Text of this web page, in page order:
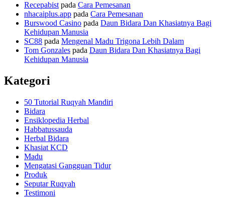
Recepabist pada Cara Pemesanan
nhacaiplus.app pada Cara Pemesanan
Burswood Casino pada Daun Bidara Dan Khasiatnya Bagi
Kehidupan Manusia
SC88 pada Mengenal Madu Trigona Lebih Dalam
Tom Gonzales pada Daun Bidara Dan Khasiatnya Bagi
Kehidupan Manusia
Kategori
50 Tutorial Ruqyah Mandiri
Bidara
Ensiklopedia Herbal
Habbatussauda
Herbal Bidara
Khasiat KCD
Madu
Mengatasi Gangguan Tidur
Produk
Seputar Ruqyah
Testimoni